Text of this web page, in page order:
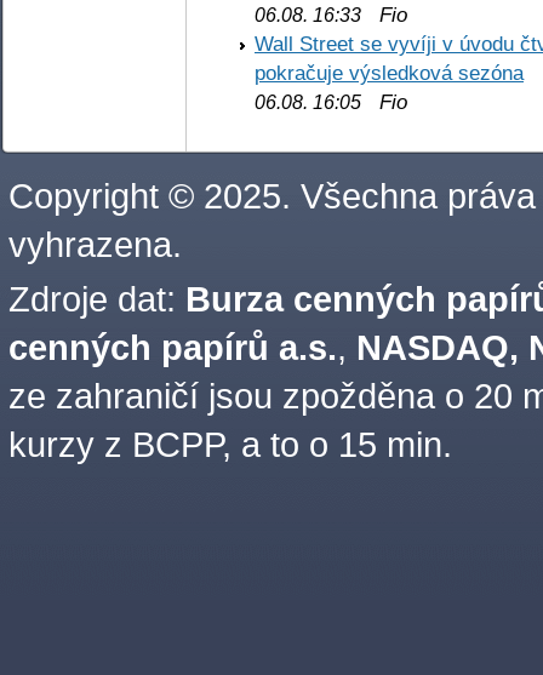
06.08. 16:33 Fio
Wall Street se vyvíji v úvodu
pokračuje výsledková sezóna
06.08. 16:05 Fio
Copyright © 2025. Všechna práva
vyhrazena.
Zdroje dat: Burza cenných
cenných papírů a.s., NASDAQ,
ze zahraničí jsou zpožděna o 20
kurzy z BCPP, a to o 15 min.